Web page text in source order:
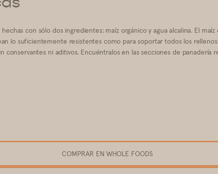
con sólo dos ingredientes: maíz orgánico y agua alcalina. El
lo suficientemente resistentes como para soportar todos los
conservantes ni aditivos. Encuéntralos en las secciones de panadería
COMPRAR EN WHOLE FOODS